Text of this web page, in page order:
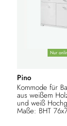
Nur
Pino
Kommode für
aus weißem
und weiß
Maße: BHT